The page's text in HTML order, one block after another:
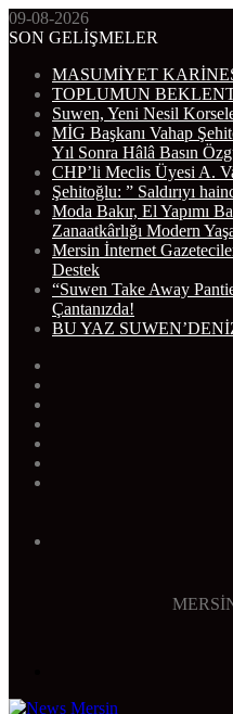
09-08-2026
SON GELİŞMELER
MASUMİYET
TOPLUMUN
Suwen, Yeni Nesil
MİG Başkanı Vahap
Yıl Sonra Hâlâ Basın
CHP’li Meclis Üyesi A.
Şehitoğlu: ” Saldırıyı
Moda Bakır, El Yapımı
Zanaatkârlığı Modern
Mersin İnternet
Destek
“Suwen Take Away
Çantanızda!
BU YAZ